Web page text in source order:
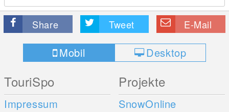
Share Tweet E-Mail
Mobil Desktop
TouriSpo
Impressum
Projekte
SnowOnline